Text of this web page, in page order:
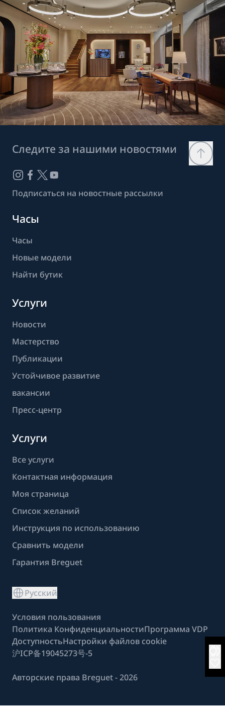
Следите за нашими новостями
Подписаться на новостные рассылки
Часы
Часы
Новые модели
Найти бутик
Услуги
Новости
Мастерство
Публикации
Устойчивое развитие
вакансии
Пресс-центр
Услуги
Все услуги
Контактная информация
Моя страница
Список желаний
Инструкция по использованию
Сравнить модели
Гарантия Breguet
Русский
Условия пользования
Политика КонфиденциальностиПрограмма VDP
ДоступностьНастройки файлов cookie
沪ICP备19045273号-5
Авторские права Breguet - 2026